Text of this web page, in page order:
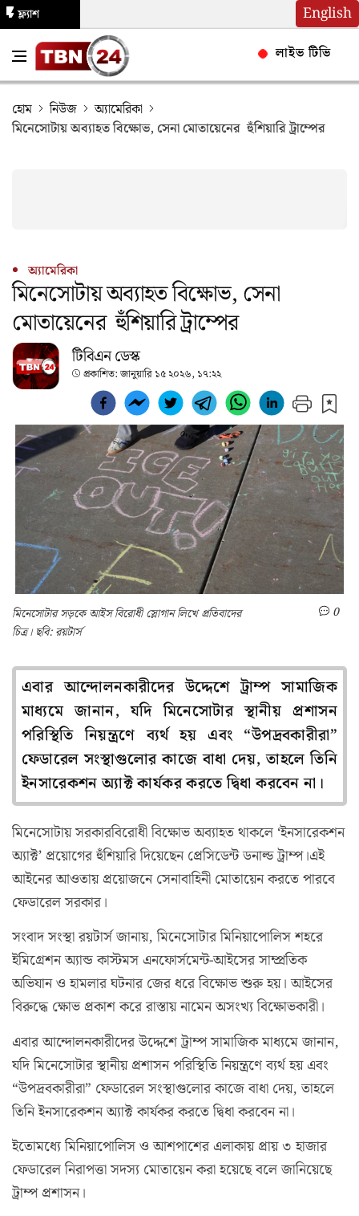
English
ফ্ল্যাশ
লাইভ টিভি
হোম নিউজ
অ্যামেরিকা
মিনেসোটায় অব্যাহত বিক্ষোভ, সেনা মোতায়েনের হুঁশিয়ারি ট্রাম্পের
অ্যামেরিকা
মিনেসোটায় অব্যাহত বিক্ষোভ, সেনা
মোতায়েনের হুঁশিয়ারি ট্রাম্পের
টিবিএন ডেস্ক
প্রকাশিত:জানুয়ারি ১৫ ২০২৬, ১৭:২২
মিনেসোটার সড়কে আইস বিরোধী স্লোগান লিখে প্রতিবাদের
চিত্র। ছবি: রয়টার্স
0
এবার আন্দোলনকারীদের উদ্দেশে ট্রাম্প সামাজিক
মাধ্যমে জানান, যদি মিনেসোটার স্থানীয় প্রশাসন
পরিস্থিতি নিয়ন্ত্রণে ব্যর্থ হয় এবং “উপদ্রবকারীরা”
ফেডারেল সংস্থাগুলোর কাজে বাধা দেয়, তাহলে তিনি
ইনসারেকশন অ্যাক্ট কার্যকর করতে দ্বিধা করবেন না।
মিনেসোটায় সরকারবিরোধী বিক্ষোভ অব্যাহত থাকলে ‘ইনসারেকশন
অ্যাক্ট’ প্রয়োগের হুঁশিয়ারি দিয়েছেন প্রেসিডেন্ট ডনাল্ড ট্রাম্প।এই
আইনের আওতায় প্রয়োজনে সেনাবাহিনী মোতায়েন করতে পারবে
ফেডারেল সরকার।
সংবাদ সংস্থা রয়টার্স জানায়, মিনেসোটার মিনিয়াপোলিস শহরে
ইমিগ্রেশন অ্যান্ড কাস্টমস এনফোর্সমেন্ট-আইসের সাম্প্রতিক
অভিযান ও হামলার ঘটনার জের ধরে বিক্ষোভ শুরু হয়। আইসের
বিরুদ্ধে ক্ষোভ প্রকাশ করে রাস্তায় নামেন অসংখ্য বিক্ষোভকারী।
এবার আন্দোলনকারীদের উদ্দেশে ট্রাম্প সামাজিক মাধ্যমে জানান,
যদি মিনেসোটার স্থানীয় প্রশাসন পরিস্থিতি নিয়ন্ত্রণে ব্যর্থ হয় এবং
“উপদ্রবকারীরা” ফেডারেল সংস্থাগুলোর কাজে বাধা দেয়, তাহলে
তিনি ইনসারেকশন অ্যাক্ট কার্যকর করতে দ্বিধা করবেন না।
ইতোমধ্যে মিনিয়াপোলিস ও আশপাশের এলাকায় প্রায় ৩ হাজার
ফেডারেল নিরাপত্তা সদস্য মোতায়েন করা হয়েছে বলে জানিয়েছে
ট্রাম্প প্রশাসন।